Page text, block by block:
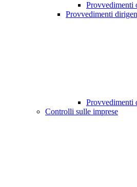
Provvedimenti
Provvedimenti
Provvedimenti
Controlli sulle imprese